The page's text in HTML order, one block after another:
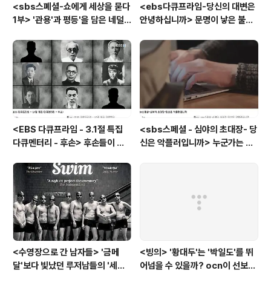
<sbs스폐셜-쇼에게 세상을 묻다
1부> '관용'과 평등'을 담은 네덜
<ebs다큐프라임-당신의 대변은
안녕하십니까> 문명이 낳은 불치
<EBS 다큐프라임 - 3.1절 특집
다큐멘터리 - 후손> 후손들이 말
고 후손들이 짊어진 삶의 무게
<sbs스페셜 - 심야의 초대장- 당
신은 악플러입니까> 누군가는 강
<수영장으로 간 남자들> '금메
달'보다 빛났던 루저남들의 '세라
<빙의> '황대두'는 '박일도'를 뛰
어넘을 수 있을까? ocn이 선보인